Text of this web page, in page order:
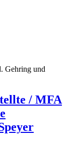
Gehring und
/ MFA